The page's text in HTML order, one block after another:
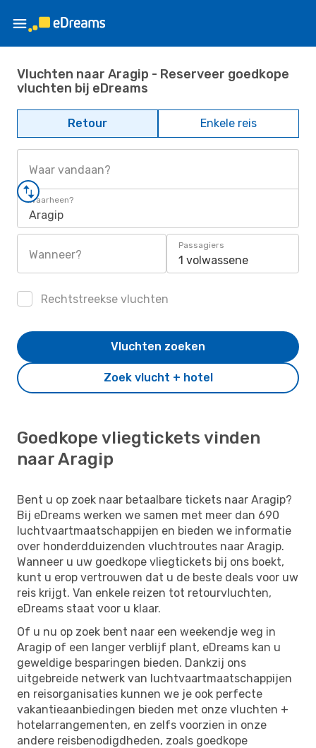
Vluchten naar Aragip - Reserveer goedkope
vluchten bij eDreams
Retour Enkele reis
Waar vandaan?
Waarheen?
Aragip
Wanneer?
Passagiers
1 volwassene
Rechtstreekse vluchten
Zoek vlucht + hotel
Vluchten zoeken
Goedkope vliegtickets vinden
naar Aragip
Bent u op zoek naar betaalbare tickets naar Aragip?
Bij eDreams werken we samen met meer dan 690
luchtvaartmaatschappijen en bieden we informatie
over honderdduizenden vluchtroutes naar Aragip.
Wanneer u uw goedkope vliegtickets bij ons boekt,
kunt u erop vertrouwen dat u de beste deals voor uw
reis krijgt. Van enkele reizen tot retourvluchten,
eDreams staat voor u klaar.
Of u nu op zoek bent naar een weekendje weg in
Aragip of een langer verblijf plant, eDreams kan u
geweldige besparingen bieden. Dankzij ons
uitgebreide netwerk van luchtvaartmaatschappijen
en reisorganisaties kunnen we je ook perfecte
vakantieaanbiedingen bieden met onze vluchten +
hotelarrangementen, en zelfs voorzien in onze
andere reisbenodigdheden, zoals goedkope